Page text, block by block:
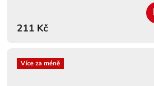
211 Kč
Více za méně